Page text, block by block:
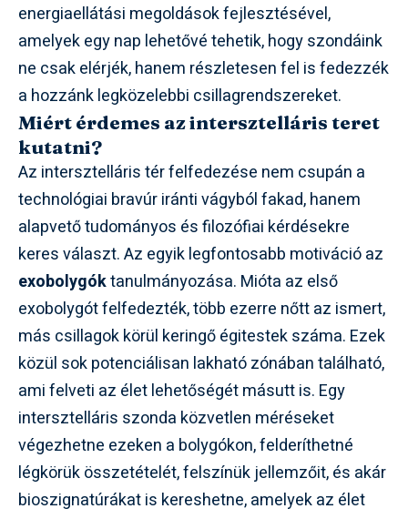
energiaellátási megoldások fejlesztésével,
amelyek egy nap lehetővé tehetik, hogy szondáink
ne csak elérjék, hanem részletesen fel is fedezzék
a hozzánk legközelebbi csillagrendszereket.
Miért érdemes az intersztelláris teret
kutatni?
Az intersztelláris tér felfedezése nem csupán a
technológiai bravúr iránti vágyból fakad, hanem
alapvető tudományos és filozófiai kérdésekre
keres választ. Az egyik legfontosabb motiváció az
exobolygóktanulmányozása. Mióta az első
exobolygót felfedezték, több ezerre nőtt az ismert,
más csillagok körül keringő égitestek száma. Ezek
közül sok potenciálisan lakható zónában található,
ami felveti az élet lehetőségét másutt is. Egy
intersztelláris szonda közvetlen méréseket
végezhetne ezeken a bolygókon, felderíthetné
légkörük összetételét, felszínük jellemzőit, és akár
bioszignatúrákat is kereshetne, amelyek az élet